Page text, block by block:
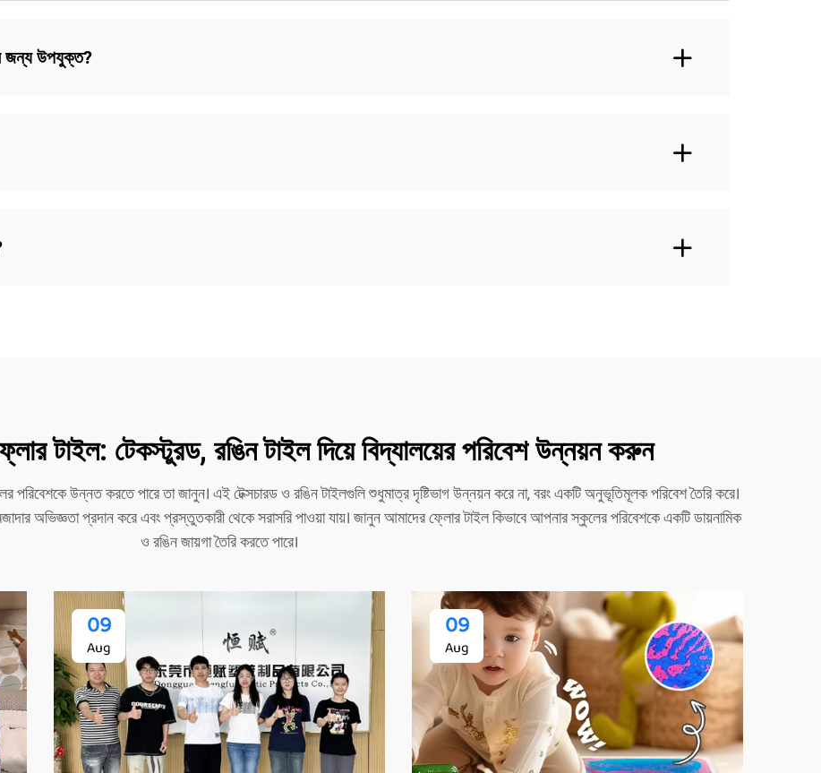
জন্য উপযুক্ত?
টাইল: টেকস্টুরড, রঙিন টাইল দিয়ে বিদ্যালয়ের পরিবেশ উন্নয়ন করুন
উন্নত করতে পারে তা জানুন। এই টেক্সচারড ও রঙিন টাইলগুলি শুধুমাত্র দৃষ্টিভাগ উন্নয়ন করে না, বরং একটি অনুভূতিমূলক পরিবেশ তৈরি করে।
অভিজ্ঞতা প্রদান করে এবং প্রস্তুতকারী থেকে সরাসরি পাওয়া যায়। জানুন আমাদের ফ্লোর টাইল কিভাবে আপনার স্কুলের পরিবেশকে একটি ডায়নামিক
ও রঙিন জায়গা তৈরি করতে পারে।
09
Aug
09
Aug